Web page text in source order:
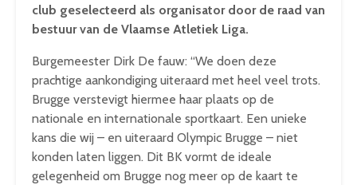
club geselecteerd als organisator door de raad van
bestuur van de Vlaamse Atletiek Liga.
Burgemeester Dirk De fauw: “We doen deze
prachtige aankondiging uiteraard met heel veel trots.
Brugge verstevigt hiermee haar plaats op de
nationale en internationale sportkaart. Een unieke
kans die wij – en uiteraard Olympic Brugge – niet
konden laten liggen. Dit BK vormt de ideale
gelegenheid om Brugge nog meer op de kaart te